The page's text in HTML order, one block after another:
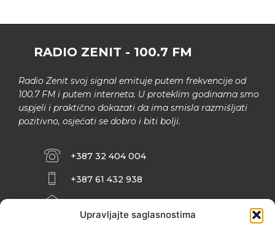
Upravljajte saglasnostima
RADIO ZENIT - 100.7 FM
Radio Zenit svoj signal emituje putem frekvencije od
100.7 FM i putem interneta. U proteklim godinama smo
uspjeli i praktično dokazati da ima smisla razmišljati
pozitivno, osjećati se dobro i biti bolji.
+387 32 404 004
+387 61 432 938
INFO@ZENIT.BA